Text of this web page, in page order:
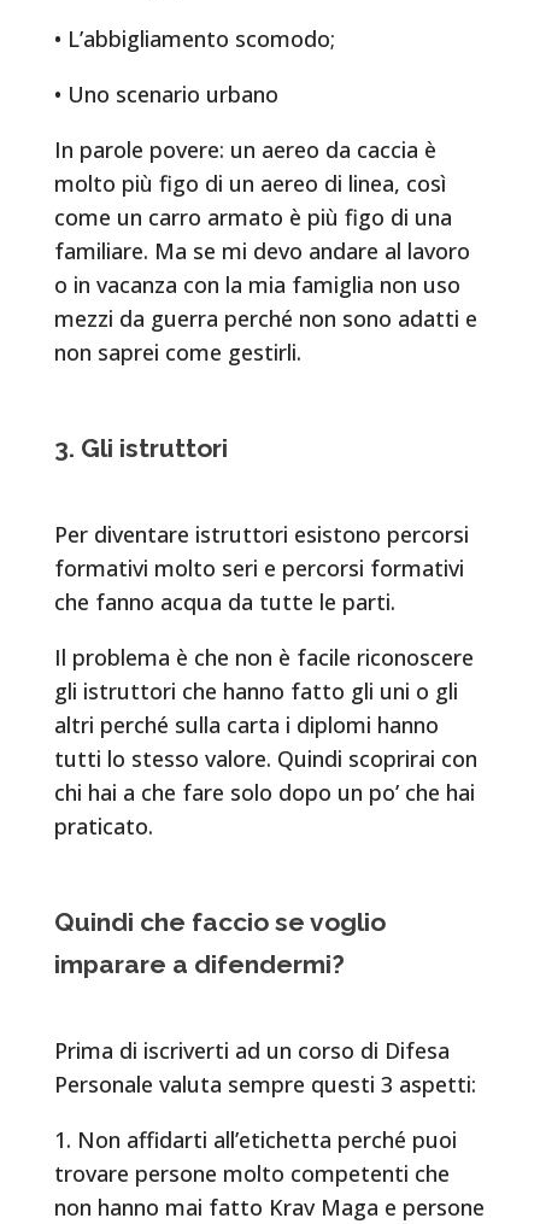
• L’abbigliamento scomodo;
• Uno scenario urbano
In parole povere: un aereo da caccia è
molto più figo di un aereo di linea, così
come un carro armato è più figo di una
familiare. Ma se mi devo andare al lavoro
o in vacanza con la mia famiglia non uso
mezzi da guerra perché non sono adatti e
non saprei come gestirli.
3. Gli istruttori
Per diventare istruttori esistono percorsi
formativi molto seri e percorsi formativi
che fanno acqua da tutte le parti.
Il problema è che non è facile riconoscere
gli istruttori che hanno fatto gli uni o gli
altri perché sulla carta i diplomi hanno
tutti lo stesso valore. Quindi scoprirai con
chi hai a che fare solo dopo un po’ che hai
praticato.
Quindi che faccio se voglio
imparare a difendermi?
Prima di iscriverti ad un corso di Difesa
Personale valuta sempre questi 3 aspetti:
1. Non affidarti all’etichetta perché puoi
trovare persone molto competenti che
non hanno mai fatto Krav Maga e persone